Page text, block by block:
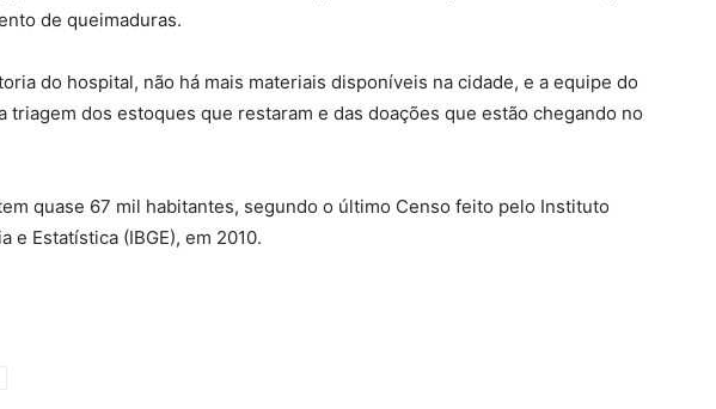
de queimaduras.
do hospital, não há mais materiais disponíveis na cidade, e a equipe do
triagem dos estoques que restaram e das doações que estão chegando no
quase 67 mil habitantes, segundo o último Censo feito pelo Instituto
e Estatística (IBGE), em 2010.